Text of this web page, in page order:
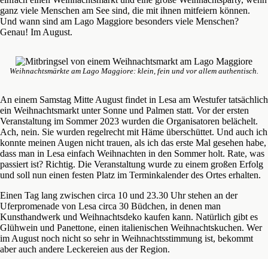
ganz viele Menschen am See sind, die mit ihnen mitfeiern können.
Und wann sind am Lago Maggiore besonders viele Menschen?
Genau! Im August.
Weihnachtsmärkte am Lago Maggiore: klein, fein und vor allem authentisch.
An einem Samstag Mitte August findet in Lesa am Westufer tatsächlich
ein Weihnachtsmarkt unter Sonne und Palmen statt. Vor der ersten
Veranstaltung im Sommer 2023 wurden die Organisatoren belächelt.
Ach, nein. Sie wurden regelrecht mit Häme überschüttet. Und auch ich
konnte meinen Augen nicht trauen, als ich das erste Mal gesehen habe,
dass man in Lesa einfach Weihnachten in den Sommer holt. Rate, was
passiert ist? Richtig. Die Veranstaltung wurde zu einem großen Erfolg
und soll nun einen festen Platz im Terminkalender des Ortes erhalten.
Einen Tag lang zwischen circa 10 und 23.30 Uhr stehen an der
Uferpromenade von Lesa circa 30 Büdchen, in denen man
Kunsthandwerk und Weihnachtsdeko kaufen kann. Natürlich gibt es
Glühwein und Panettone, einen italienischen Weihnachtskuchen. Wer
im August noch nicht so sehr in Weihnachtsstimmung ist, bekommt
aber auch andere Leckereien aus der Region.